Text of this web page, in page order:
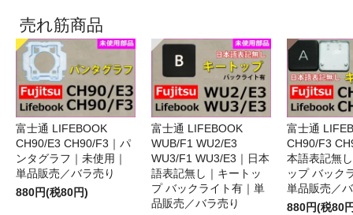
売れ筋商品
富士通 LIFEBOOK
CH90/E3 CH90/F3｜パ
ンタグラフ｜未使用｜
単品販売／バラ売り
880円(税80円)
富士通 LIFEBOOK
WUB/F1 WU2/E3
WU3/F1 WU3/E3｜日本
語表記無し｜キートッ
プ バックライト有｜単
品販売／バラ売り
富士通
CH90/F3
本語表記無
ップ バック
単品販売／
880円(税80